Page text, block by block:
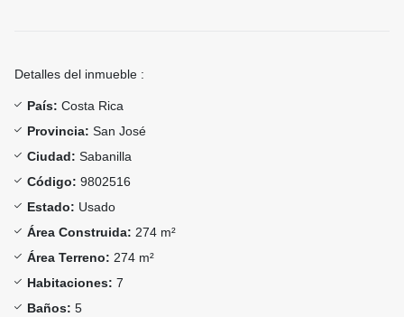
Detalles del inmueble :
País: Costa Rica
Provincia: San José
Ciudad: Sabanilla
Código: 9802516
Estado: Usado
Área Construida: 274 m²
Área Terreno: 274 m²
Habitaciones: 7
Baños: 5